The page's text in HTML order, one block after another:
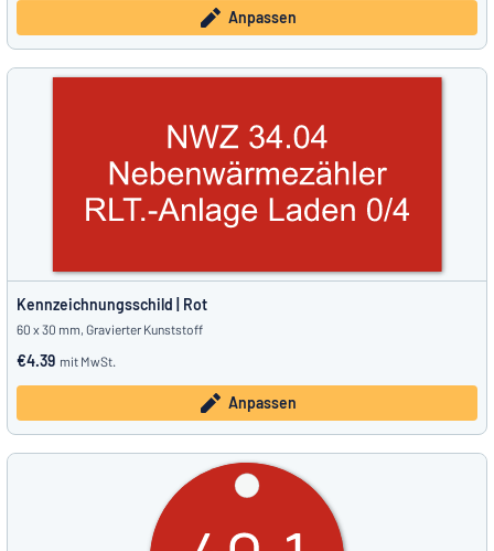
Anpassen
Kennzeichnungsschild | Rot
60 x 30 mm, Gravierter Kunststoff
€4.39 mit MwSt.
Anpassen